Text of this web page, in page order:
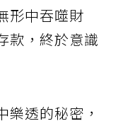
形中吞噬財
款，終於意識
樂透的秘密，